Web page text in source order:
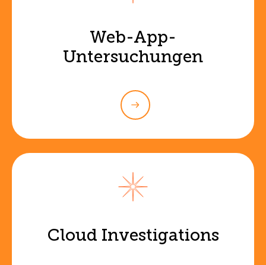
Web-App-
Untersuchungen
Cloud Investigations